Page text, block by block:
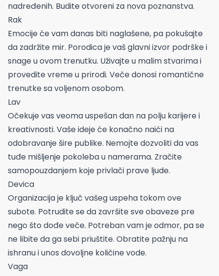
nadređenih. Budite otvoreni za nova poznanstva.
Rak
Emocije će vam danas biti naglašene, pa pokušajte
da zadržite mir. Porodica je vaš glavni izvor podrške i
snage u ovom trenutku. Uživajte u malim stvarima i
provedite vreme u prirodi. Veče donosi romantične
trenutke sa voljenom osobom.
Lav
Očekuje vas veoma uspešan dan na polju karijere i
kreativnosti. Vaše ideje će konačno naići na
odobravanje šire publike. Nemojte dozvoliti da vas
tuđe mišljenje pokoleba u namerama. Zračite
samopouzdanjem koje privlači prave ljude.
Devica
Organizacija je ključ vašeg uspeha tokom ove
subote. Potrudite se da završite sve obaveze pre
nego što dođe veče. Potreban vam je odmor, pa se
ne libite da ga sebi priuštite. Obratite pažnju na
ishranu i unos dovoljne količine vode.
Vaga